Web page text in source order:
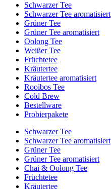
Schwarzer Tee
Schwarzer Tee aromatisiert
Grüner Tee
Grüner Tee aromatisiert
Oolong Tee
Weißer Tee
Früchtetee
Kräutertee
Kräutertee aromatisiert
Rooibos Tee
Cold Brew
Bestellware
Probierpakete
Schwarzer Tee
Schwarzer Tee aromatisiert
Grüner Tee
Grüner Tee aromatisiert
Chai & Oolong Tee
Früchtetee
Kräutertee